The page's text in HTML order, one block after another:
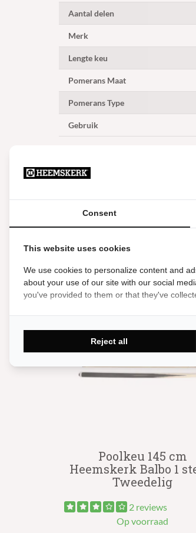
Aantal delen
Merk
Lengte keu
Pomerans Maat
Pomerans Type
Gebruik
Levering
Andere suggesties…
Poolkeu 145 cm
Heemskerk Balbo 1
Tweedelig
2 reviews
Op voorraad
Consent
This website uses cookies
We use cookies to personalize content and
about your use of our site with our social
you've provided to them or that they've
Reject all